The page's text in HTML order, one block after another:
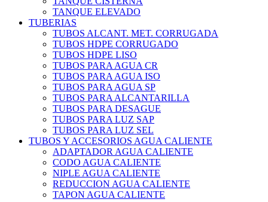
TANQUE ELEVADO
TUBERIAS
TUBOS ALCANT. MET. CORRUGADA
TUBOS HDPE CORRUGADO
TUBOS HDPE LISO
TUBOS PARA AGUA CR
TUBOS PARA AGUA ISO
TUBOS PARA AGUA SP
TUBOS PARA ALCANTARILLA
TUBOS PARA DESAGUE
TUBOS PARA LUZ SAP
TUBOS PARA LUZ SEL
TUBOS Y ACCESORIOS AGUA CALIENTE
ADAPTADOR AGUA CALIENTE
CODO AGUA CALIENTE
NIPLE AGUA CALIENTE
REDUCCION AGUA CALIENTE
TAPON AGUA CALIENTE